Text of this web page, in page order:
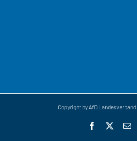
Copyright by AfD
Facebook
E-